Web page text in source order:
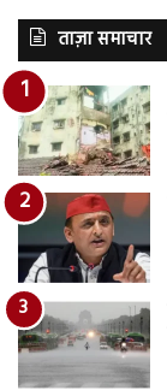
ताज़ा समाचार